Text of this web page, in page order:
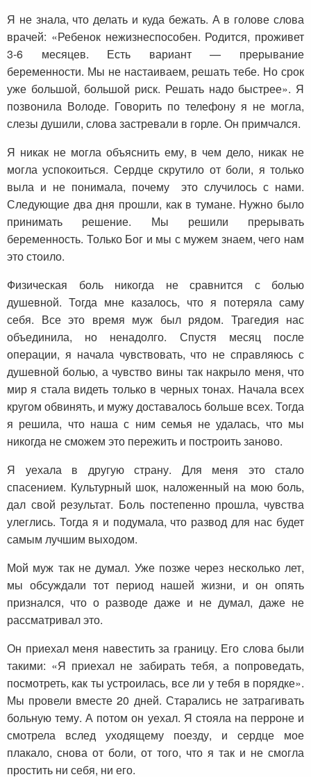
Я не знала, что делать и куда бежать. А в голове слова
врачей: «Ребенок нежизнеспособен. Родится, проживет
3-6 месяцев. Есть вариант — прерывание
беременности. Мы не настаиваем, решать тебе. Но срок
уже большой, большой риск. Решать надо быстрее». Я
позвонила Володе. Говорить по телефону я не могла,
слезы душили, слова застревали в горле. Он примчался.
Я никак не могла объяснить ему, в чем дело, никак не
могла успокоиться. Сердце скрутило от боли, я только
выла и не понимала, почему это случилось с нами.
Следующие два дня прошли, как в тумане. Нужно было
принимать решение. Мы решили прерывать
беременность. Только Бог и мы с мужем знаем, чего нам
это стоило.
Физическая боль никогда не сравнится с болью
душевной. Тогда мне казалось, что я потеряла саму
себя. Все это время муж был рядом. Трагедия нас
объединила, но ненадолго. Спустя месяц после
операции, я начала чувствовать, что не справляюсь с
душевной болью, а чувство вины так накрыло меня, что
мир я стала видеть только в черных тонах. Начала всех
кругом обвинять, и мужу доставалось больше всех. Тогда
я решила, что наша с ним семья не удалась, что мы
никогда не сможем это пережить и построить заново.
Я уехала в другую страну. Для меня это стало
спасением. Культурный шок, наложенный на мою боль,
дал свой результат. Боль постепенно прошла, чувства
улеглись. Тогда я и подумала, что развод для нас будет
самым лучшим выходом.
Мой муж так не думал. Уже позже через несколько лет,
мы обсуждали тот период нашей жизни, и он опять
признался, что о разводе даже и не думал, даже не
рассматривал это.
Он приехал меня навестить за границу. Его слова были
такими: «Я приехал не забирать тебя, а попроведать,
посмотреть, как ты устроилась, все ли у тебя в порядке».
Мы провели вместе 20 дней. Старались не затрагивать
больную тему. А потом он уехал. Я стояла на перроне и
смотрела вслед уходящему поезду, и сердце мое
плакало, снова от боли, от того, что я так и не смогла
простить ни себя, ни его.